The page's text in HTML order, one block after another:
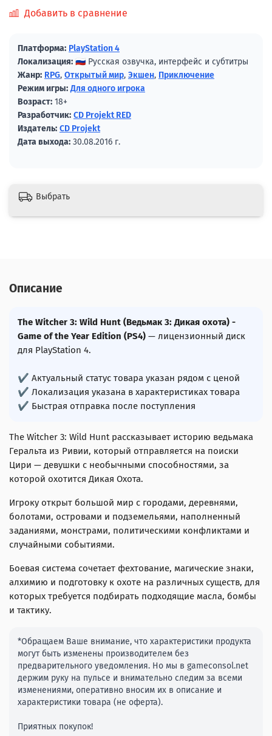
Добавить в сравнение
Платформа: PlayStation 4
Локализация: 🇷🇺 Русская озвучка, интерфейс и субтитры
Жанр: RPG, Открытый мир, Экшен, Приключение
Режим игры: Для одного игрока
Возраст: 18+
Разработчик: CD Projekt RED
Издатель: CD Projekt
Дата выхода: 30.08.2016 г.
Выбрать
Описание
The Witcher 3: Wild Hunt (Ведьмак 3: Дикая охота) -
Game of the Year Edition (PS4) — лицензионный диск
для PlayStation 4.
✔ Актуальный статус товара указан рядом с ценой
✔ Локализация указана в характеристиках товара
✔ Быстрая отправка после поступления
The Witcher 3: Wild Hunt рассказывает историю ведьмака
Геральта из Ривии, который отправляется на поиски
Цири — девушки с необычными способностями, за
которой охотится Дикая Охота.
Игроку открыт большой мир с городами, деревнями,
болотами, островами и подземельями, наполненный
заданиями, монстрами, политическими конфликтами и
случайными событиями.
Боевая система сочетает фехтование, магические знаки,
алхимию и подготовку к охоте на различных существ, для
которых требуется подбирать подходящие масла, бомбы
и тактику.
*Обращаем Ваше внимание, что характеристики продукта
могут быть изменены производителем без
предварительного уведомления. Но мы в gameconsol.net
держим руку на пульсе и внимательно следим за всеми
изменениями, оперативно вносим их в описание и
характеристики товара (не оферта).
Приятных покупок!